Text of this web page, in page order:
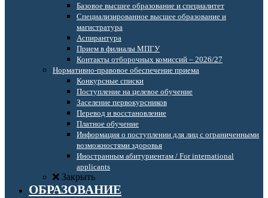
Базовое высшее образование и специалитет
Специализированное высшее образование и
магистратура
Аспирантура
Прием в филиалы МПГУ
Контакты отборочных комиссий – 2026/27
Нормативно-правовое обеспечение приема
Конкурсные списки
Поступление на целевое обучение
Заселение первокурсников
Перевод и восстановление
Платное обучение
Информация о поступлении для лиц с ограниченными
возможностями здоровья
Иностранным абитуриентам / For international
applicants
Закрыть
ОБРАЗОВАНИЕ